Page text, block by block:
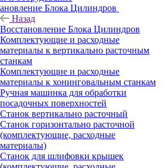
Блока Цилиндров
Назад
Восстановление Блока Цилиндров
Комплектующие и расходные
материалы к вертикально расточным
станкам
Комплектующие и расходные
материалы к хонинговальным станкам
Ручная машинка для обработки
посадочных поверхностей
Станок вертикально расточный
Станок горизонтально расточной
(комплектующие, расходные
материалы)
Станок для шлифовки крышек